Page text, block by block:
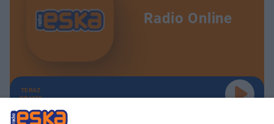
Radio Online
TERAZ
GRAMY